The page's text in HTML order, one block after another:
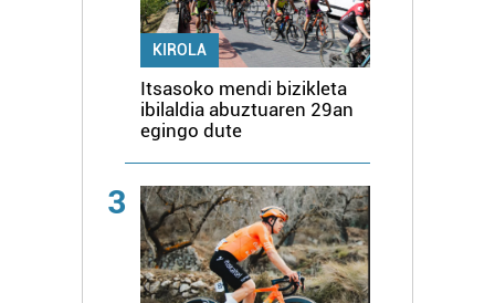
KIROLA
Itsasoko mendi bizikleta
ibilaldia abuztuaren 29an
egingo dute
3